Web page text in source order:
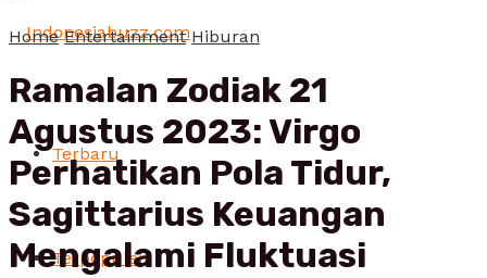
Terbaru
Terpopuler
Home Entertainment Hiburan
Ramalan Zodiak 21
Agustus 2023: Virgo
Perhatikan Pola Tidur,
Sagittarius Keuangan
Mengalami Fluktuasi